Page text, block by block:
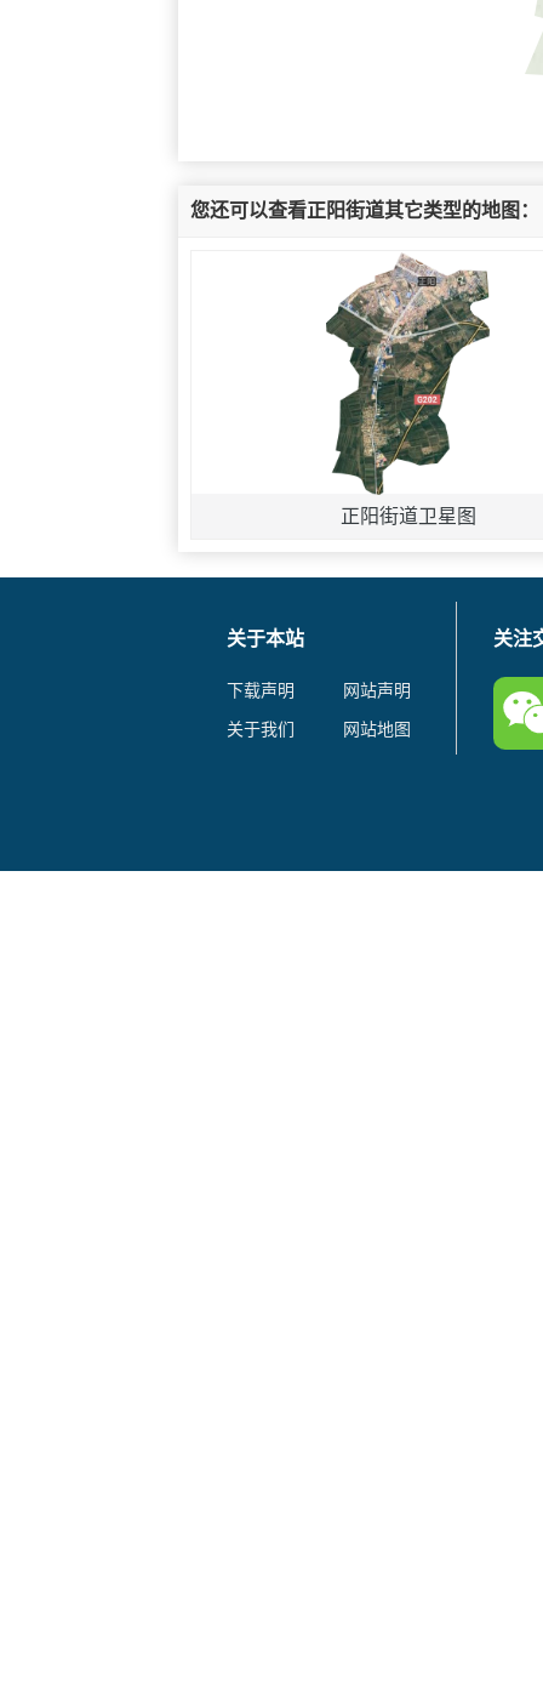
您还可以查看正阳街道其它类型的地图：
正阳街道卫星图
关于本站
下载声明
网站声明
关于我们
网站地图
关注